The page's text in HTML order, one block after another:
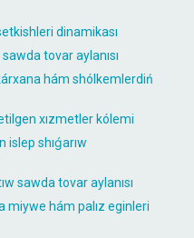
dinamikası
tovar aylanısı
hám shólkemlerdiń
xızmetler kólemi
islep shıǵarıw
sawda tovar aylanısı
miywe hám palız eginleri